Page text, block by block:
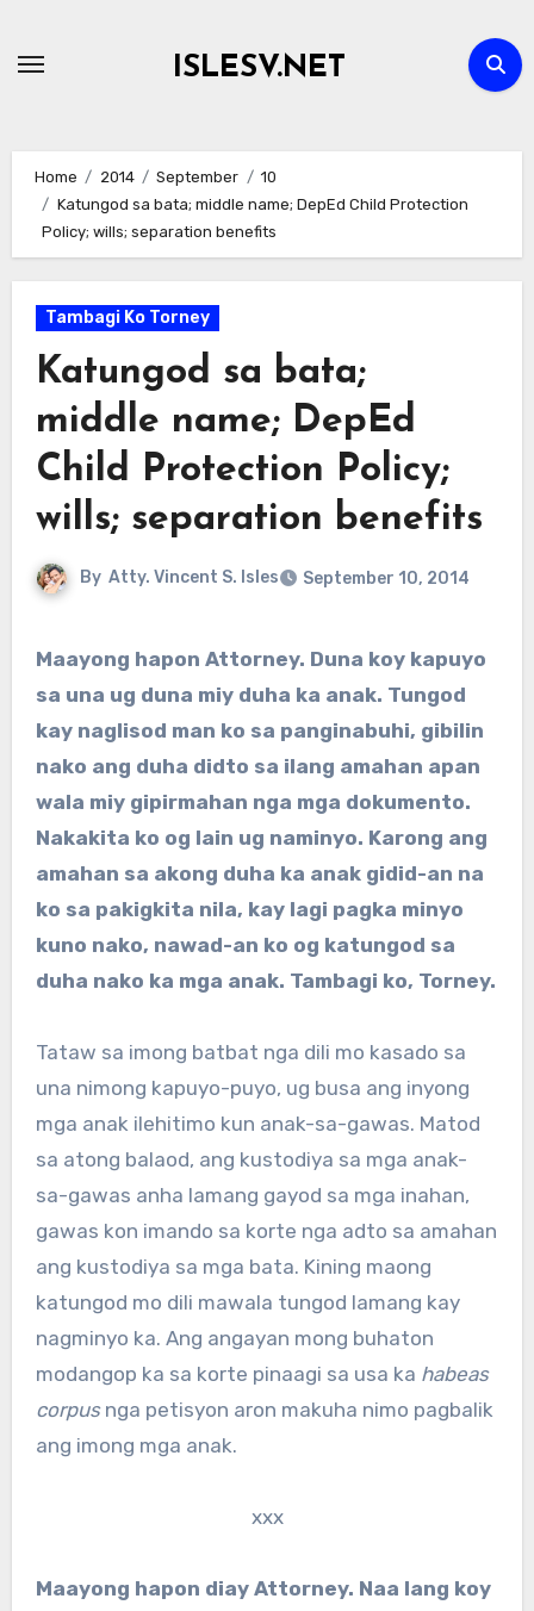
ISLESV.NET
Home 2014 September
10
Katungod sa bata; middle name; DepEd Child Protection
Policy; wills; separation benefits
Tambagi Ko Torney
Katungod sa bata;
middle name; DepEd
Child Protection Policy;
wills; separation benefits
By Atty. Vincent S. Isles September 10, 2014
Maayong hapon Attorney. Duna koy kapuyo
sa una ug duna miy duha ka anak. Tungod
kay naglisod man ko sa panginabuhi, gibilin
nako ang duha didto sa ilang amahan apan
wala miy gipirmahan nga mga dokumento.
Nakakita ko og lain ug naminyo. Karong ang
amahan sa akong duha ka anak gidid-an na
ko sa pakigkita nila, kay lagi pagka minyo
kuno nako, nawad-an ko og katungod sa
duha nako ka mga anak. Tambagi ko, Torney.
Tataw sa imong batbat nga dili mo kasado sa
una nimong kapuyo-puyo, ug busa ang inyong
mga anak ilehitimo kun anak-sa-gawas. Matod
sa atong balaod, ang kustodiya sa mga anak-
sa-gawas anha lamang gayod sa mga inahan,
gawas kon imando sa korte nga adto sa amahan
ang kustodiya sa mga bata. Kining maong
katungod mo dili mawala tungod lamang kay
nagminyo ka. Ang angayan mong buhaton
modangop ka sa korte pinaagi sa usa ka habeas
corpusnga petisyon aron makuha nimo pagbalik
ang imong mga anak.
xxx
Maayong hapon diay Attorney. Naa lang koy